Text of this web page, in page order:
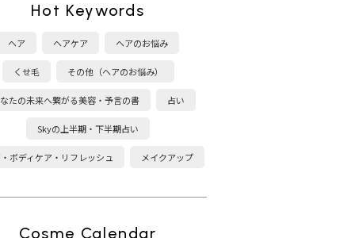
Hot Keywords
ヘア ヘアケア ヘアのお悩み
くせ毛 その他（ヘアのお悩み）
たの未来へ繋がる美容・予言の書 占い
Skyの上半期・下半期占い
ボディケア・リフレッシュ メイクアップ
Cosme Calendar